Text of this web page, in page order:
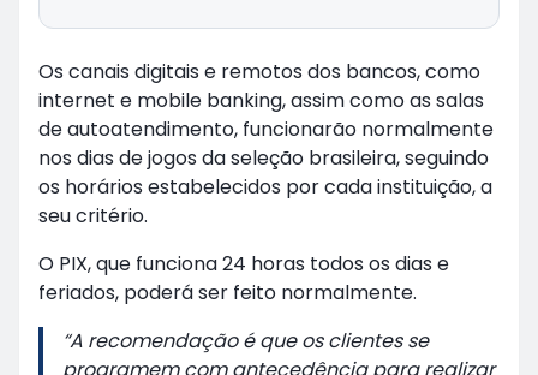
Os canais digitais e remotos dos bancos, como
internet e mobile banking, assim como as salas
de autoatendimento, funcionarão normalmente
nos dias de jogos da seleção brasileira, seguindo
os horários estabelecidos por cada instituição, a
seu critério.
O PIX, que funciona 24 horas todos os dias e
feriados, poderá ser feito normalmente.
“A recomendação é que os clientes se